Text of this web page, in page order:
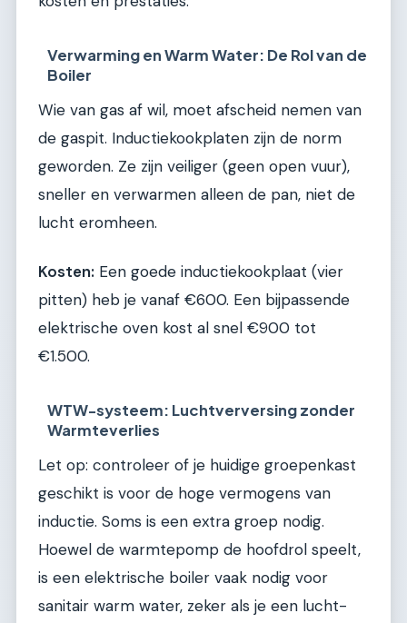
Verwarming en Warm Water: De Rol van de
Boiler
Wie van gas af wil, moet afscheid nemen van
de gaspit. Inductiekookplaten zijn de norm
geworden. Ze zijn veiliger (geen open vuur),
sneller en verwarmen alleen de pan, niet de
lucht eromheen.
Kosten: Een goede inductiekookplaat (vier
pitten) heb je vanaf €600. Een bijpassende
elektrische oven kost al snel €900 tot
€1.500.
WTW-systeem: Luchtverversing zonder
Warmteverlies
Let op: controleer of je huidige groepenkast
geschikt is voor de hoge vermogens van
inductie. Soms is een extra groep nodig.
Hoewel de warmtepomp de hoofdrol speelt,
is een elektrische boiler vaak nodig voor
sanitair warm water, zeker als je een lucht-